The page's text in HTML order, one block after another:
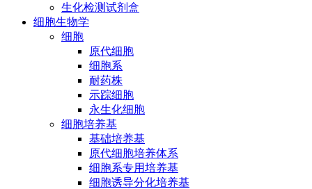
生化检测试剂盒
细胞生物学
细胞
原代细胞
细胞系
耐药株
示踪细胞
永生化细胞
细胞培养基
基础培养基
原代细胞培养体系
细胞系专用培养基
细胞诱导分化培养基